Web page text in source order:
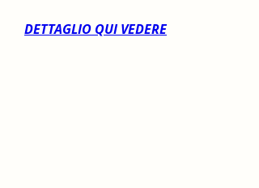
DETTAGLIO QUI VEDERE